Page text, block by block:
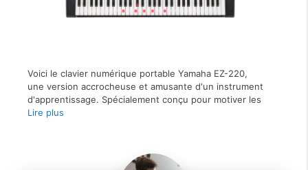
Voici le clavier numérique portable Yamaha EZ-220,
une version accrocheuse et amusante d'un instrument
d'apprentissage. Spécialement conçu pour motiver les
Lire plus